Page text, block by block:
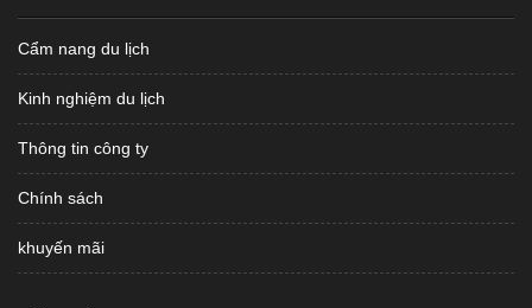
Cẩm nang du lịch
Kinh nghiệm du lịch
Thông tin công ty
Chính sách
khuyến mãi